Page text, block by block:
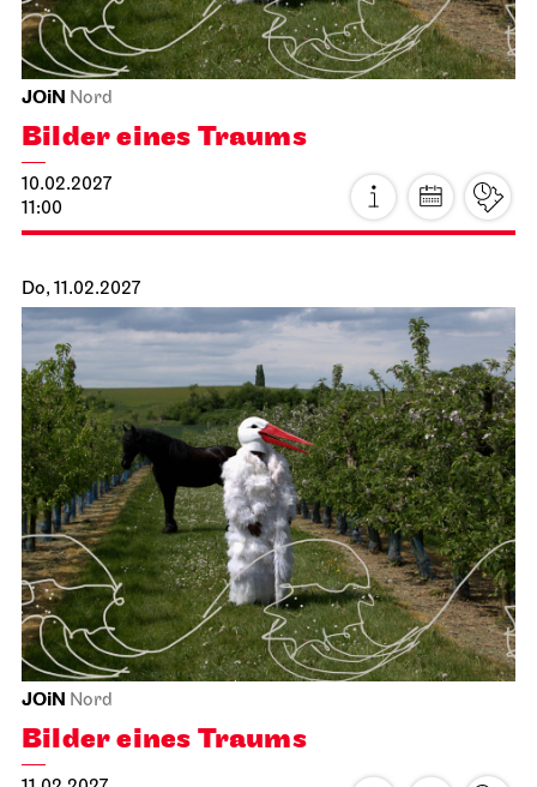
JOiN Nord
Bilder eines Traums
10.02.2027
11:00
Do, 11.02.2027
JOiN Nord
Bilder eines Traums